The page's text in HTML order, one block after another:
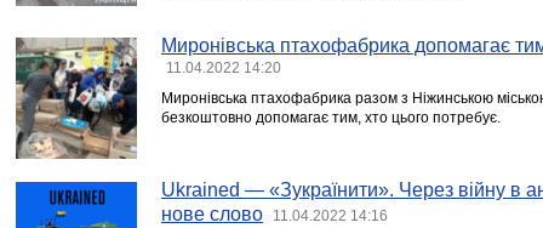
Миронівська птахофабрика допомагає
11.04.2022 14:20
Миронівська птахофабрика разом з Ніжинською
безкоштовно допомагає тим, хто цього потребує.
Ukrained — «Зукраїнити». Через війну в
нове слово
11.04.2022 14:16